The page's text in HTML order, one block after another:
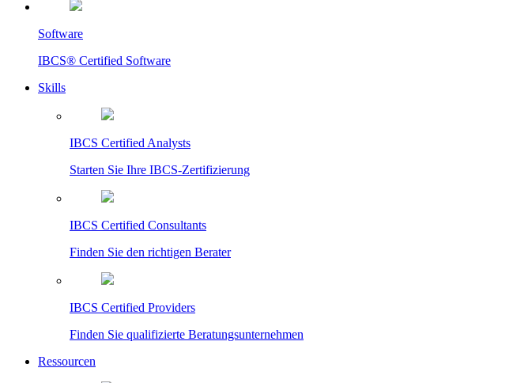
Software
IBCS® Certified Software
Skills
IBCS Certified Analysts
Starten Sie Ihre IBCS-Zertifizierung
IBCS Certified Consultants
Finden Sie den richtigen Berater
IBCS Certified Providers
Finden Sie qualifizierte Beratungsunternehmen
Ressourcen